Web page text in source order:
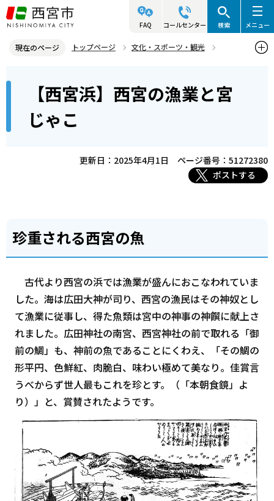
こ
の
ジ
頭
FAQ コールセンター 検索 メニュー
現在のページ トップページ
文化・スポーツ・観光
【西宮浜】西宮の漁業と宮じゃこ
【西宮浜】西宮の漁業と宮
じゃこ
更新日：2025年4月1日
ページ番号：51272380
ポストする
珍重される西宮の魚
古代より西宮の浜では漁業が盛んにおこなわれていま
した。海は広田大神が司り、西宮の漁民はその神奴とし
て漁業に従事し、得た魚類は宮中の神事の神饌に献上さ
れました。広田神社の南宮、西宮神社の前で取れる「御
前の鯛」も、神前の魚であることにくわえ、「その鯛の
形平円、色鮮紅、肉脆白、味わい極めて美なり。佳賞言
うべからず世人最もこれを珍とす。（「本朝食鏡」よ
り）」と、賞賛されたようです。